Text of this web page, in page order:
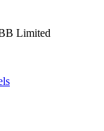
Limited